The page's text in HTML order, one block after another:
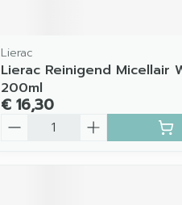
Lierac
Lierac Reinigend Micellair
200ml
€ 16,30